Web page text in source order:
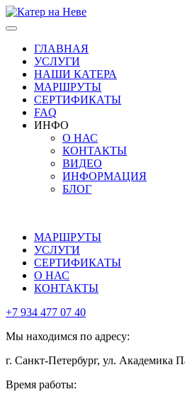
Skip
to
contentГЛАВНАЯ
УСЛУГИ
НАШИ КАТЕРА
МАРШРУТЫ
СЕРТИФИКАТЫ
FAQ
ИНФО
О НАС
КОНТАКТЫ
ВИДЕО
ИНФОРМАЦИЯ
БЛОГ
МенюМАРШРУТЫ
УСЛУГИ
СЕРТИФИКАТЫ
О НАС
КОНТАКТЫ
+7 934 477 07 40
Мы находимся по адресу:
г. Санкт-Петербург, ул. Академика
Время работы: